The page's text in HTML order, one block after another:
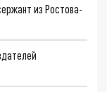
из Ростова-